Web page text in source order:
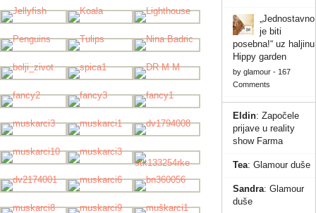
„Jednostavno
je biti
posebna!“ uz haljinu
Hippy garden
by glamour- 167
Comments
Eldin: Započele
prijave u reality
show Farma
Tea: Glamour duše
Sandra: Glamour
duše